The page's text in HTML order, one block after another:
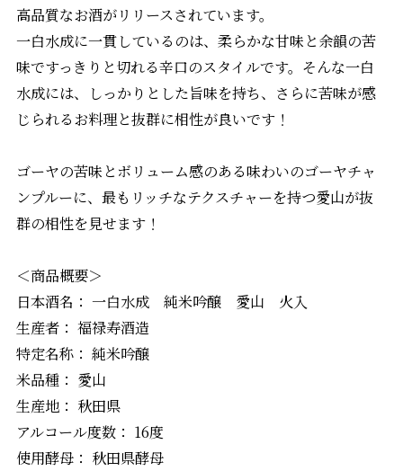
高品質なお酒がリリースされています。
一白水成に一貫しているのは、柔らかな甘味と余韻の苦
味ですっきりと切れる辛口のスタイルです。そんな一白
水成には、しっかりとした旨味を持ち、さらに苦味が感
じられるお料理と抜群に相性が良いです！
ゴーヤの苦味とボリューム感のある味わいのゴーヤチャ
ンプルーに、最もリッチなテクスチャーを持つ愛山が抜
群の相性を見せます！
＜商品概要＞
日本酒名： 一白水成 純米吟醸 愛山 火入
生産者： 福禄寿酒造
特定名称： 純米吟醸
米品種： 愛山
生産地： 秋田県
アルコール度数： 16度
使用酵母： 秋田県酵母